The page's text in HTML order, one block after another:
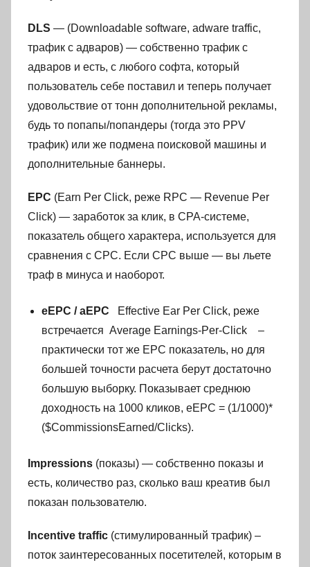
DLS — (Downloadable software, adware traffic,
трафик с адваров) — собственно трафик с
адваров и есть, с любого софта, который
пользователь себе поставил и теперь получает
удовольствие от тонн дополнительной рекламы,
будь то попапы/попандеры (тогда это PPV
трафик) или же подмена поисковой машины и
дополнительные баннеры.
EPC (Earn Per Click, реже RPC — Revenue Per
Click) — заработок за клик, в CPA-системе,
показатель общего характера, используется для
сравнения с CPC. Если CPC выше — вы льете
траф в минуса и наоборот.
eEPC / aEPC
Effective Ear Per Click, реже
встречается Average Earnings-Per-Click –
практически тот же EPC показатель, но для
большей точности расчета берут достаточно
большую выборку. Показывает среднюю
доходность на 1000 кликов, eEPC = (1/1000)*
($CommissionsEarned/Clicks).
Impressions (показы) — собственно показы и
есть, количество раз, сколько ваш креатив был
показан пользователю.
Incentive traffic (стимулированный трафик) –
поток заинтересованных посетителей, которым в